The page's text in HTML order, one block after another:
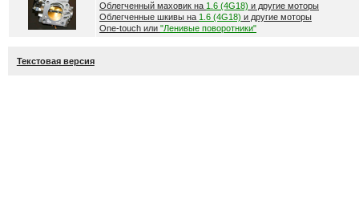
Облегченный маховик на 1.6 (4G18) и другие моторы
Облегченные шкивы на 1.6 (4G18) и другие моторы
One-touch или "Ленивые поворотники"
Текстовая версия